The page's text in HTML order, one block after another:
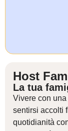
Host
La tua
Vivere con
sentirsi accolti
quotidianità